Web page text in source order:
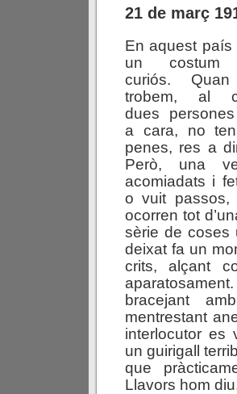
21 de març
En aquest país
un costum
curiós.
trobem, al
dues
a cara, no
penes, res a
Però, una
acomiadats i
o vuit passos,
ocorren tot
sèrie de coses
deixat fa un
crits, alçant
aparatosament.
bracejant
mentrestant
interlocutor es
un guirigall
que
Llavors hom